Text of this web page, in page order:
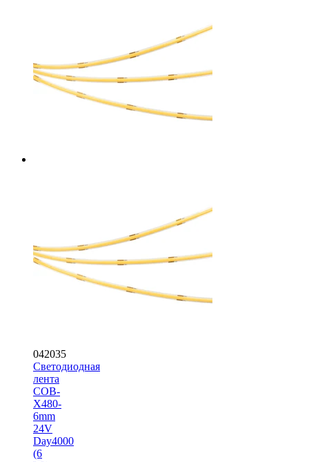
042035
Светодиодная
лента
COB-
X480-
6mm
24V
Day4000
(6